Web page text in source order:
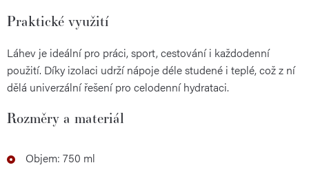
Praktické využití
Láhev je ideální pro práci, sport, cestování i každodenní
použití. Díky izolaci udrží nápoje déle studené i teplé, což z ní
dělá univerzální řešení pro celodenní hydrataci.
Rozměry a materiál
Objem: 750 ml